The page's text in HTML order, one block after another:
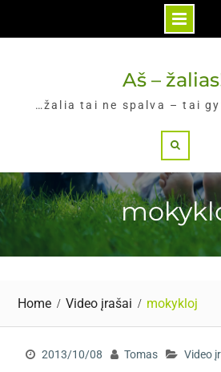
Aš –
…žalia tai ne spalva – tai
Home Video įrašai mokykloj
2013/10/08 Tomas Video